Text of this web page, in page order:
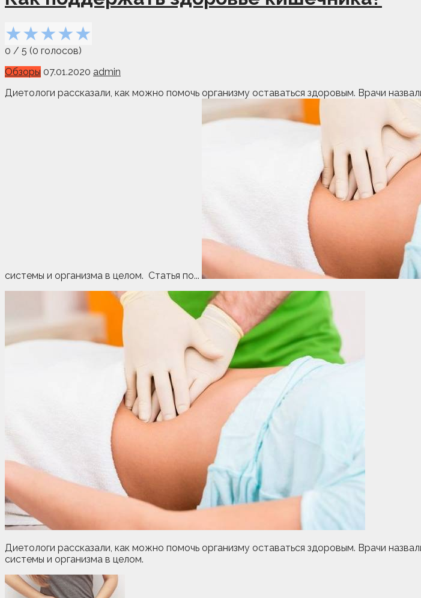
★★★★★
0 / 5 (0 голосов)
Обзоры 07.01.2020 admin
Диетологи рассказали, как можно помочь организму оставаться здоровым. Врачи
системы и организма в целом. Статья по...
Диетологи рассказали, как можно помочь организму оставаться здоровым. Врачи
системы и организма в целом.